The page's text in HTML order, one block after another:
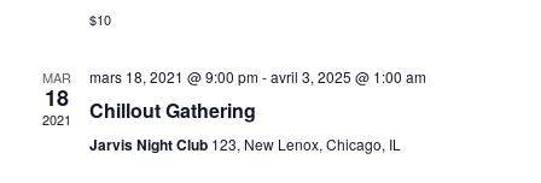
$10
MAR
18
2021
mars 18, 2021 @ 9:00 pm-avril 3, 2025 @ 1:00 am
Chillout Gathering
Jarvis Night Club 123, New Lenox, Chicago, IL